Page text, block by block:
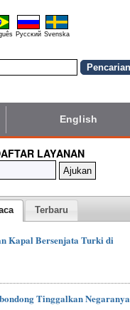
Pyccĸий Svenska
English
LAYANAN
Terbaru
Kapal Bersenjata Turki di
Tinggalkan Negaranya